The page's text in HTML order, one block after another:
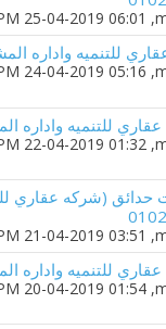
‏, 25-04-2019 06:01 PM
واداره
‏, 24-04-2019 05:16 PM
واداره
‏, 22-04-2019 01:32 PM
حدائق (شركه عقاري
‏, 21-04-2019 03:51 PM
واداره
‏, 20-04-2019 01:54 PM